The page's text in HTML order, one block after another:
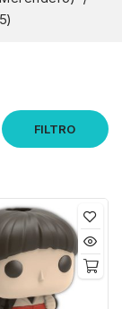
FILTRO